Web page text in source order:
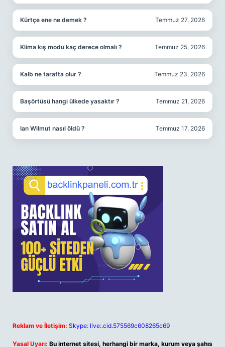
Kürtçe ene ne demek ? Temmuz 27, 2026
Klima kış modu kaç derece olmalı ? Temmuz 25, 2026
Kalb ne tarafta olur ? Temmuz 23, 2026
Başörtüsü hangi ülkede yasaktır ? Temmuz 21, 2026
Ian Wilmut nasıl öldü ? Temmuz 17, 2026
Reklam ve İletişim: Skype: live:.cid.575569c608265c69
Yasal Uyarı: Bu internet sitesi, herhangi bir marka, kurum veya şahıs